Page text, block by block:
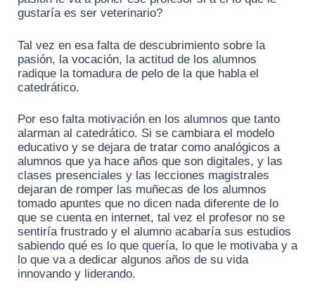
gustaría es ser veterinario?
Tal vez en esa falta de descubrimiento sobre la
pasión, la vocación, la actitud de los alumnos
radique la tomadura de pelo de la que habla el
catedrático.
Por eso falta motivación en los alumnos que tanto
alarman al catedrático. Si se cambiara el modelo
educativo y se dejara de tratar como analógicos a
alumnos que ya hace años que son digitales, y las
clases presenciales y las lecciones magistrales
dejaran de romper las muñecas de los alumnos
tomado apuntes que no dicen nada diferente de lo
que se cuenta en internet, tal vez el profesor no se
sentiría frustrado y el alumno acabaría sus estudios
sabiendo qué es lo que quería, lo que le motivaba y a
lo que va a dedicar algunos años de su vida
innovando y liderando.